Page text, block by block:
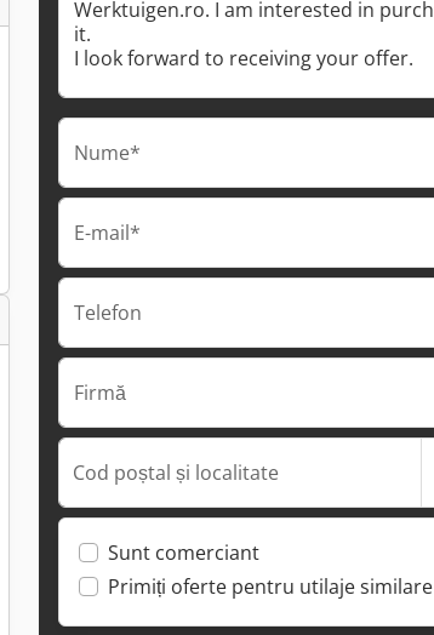
Nume*
E-mail*
Telefon
Firmă
Cod poștal și localitate
Sunt comerciant
Primiți oferte pentru utilaje similare